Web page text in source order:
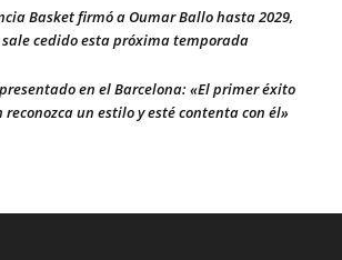
Basket firmó a Oumar Ballo hasta 2029,
cedido esta próxima temporada
en el Barcelona: «El primer éxito
un estilo y esté contenta con él»